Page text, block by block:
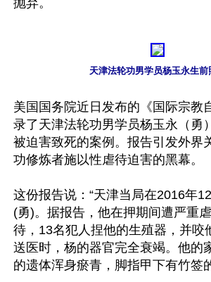
天津法轮功男学员杨玉永生前
美国国务院近日发布的《国际宗教
录了天津法轮功男学员杨玉永（勇
被迫害致死的案例。报告引发外界
功修炼者施以性虐待迫害的黑幕。
这份报告说：“天津当局在2016年
(勇)。据报告，他在押期间遭严重
待，13名犯人捏他的生殖器，并咬
送医时，杨的器官完全衰竭。他的
的遗体浑身瘀青，脚指甲下有竹签